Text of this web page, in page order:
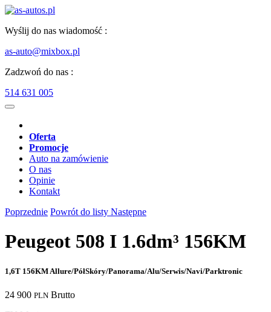
Wyślij do nas wiadomość :
as-auto@mixbox.pl
Zadzwoń do nas :
514 631 005
Oferta
Promocje
Auto na zamówienie
O nas
Opinie
Kontakt
Poprzednie Powrót do listy Następne
Peugeot 508 I 1.6dm³ 156KM
1,6T 156KM Allure/PółSkóry/Panorama/Alu/Serwis/Navi/Parktronic
24 900 PLN Brutto